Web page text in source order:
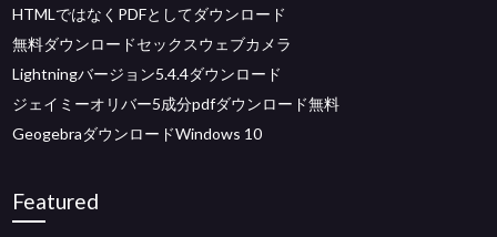
HTMLではなくPDFとしてダウンロード
無料ダウンロードセックスウェブカメラ
Lightningバージョン5.4.4ダウンロード
ジェイミーオリバー5成分pdfダウンロード無料
GeogebraダウンロードWindows 10
Featured